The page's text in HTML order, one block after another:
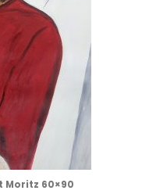
Moritz 60×90